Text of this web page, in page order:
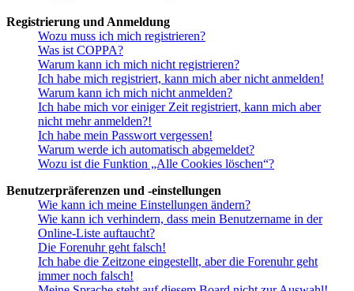
Registrierung und Anmeldung
Wozu muss ich mich registrieren?
Was ist COPPA?
Warum kann ich mich nicht registrieren?
Ich habe mich registriert, kann mich aber nicht anmelden!
Warum kann ich mich nicht anmelden?
Ich habe mich vor einiger Zeit registriert, kann mich aber
nicht mehr anmelden?!
Ich habe mein Passwort vergessen!
Warum werde ich automatisch abgemeldet?
Wozu ist die Funktion „Alle Cookies löschen“?
Benutzerpräferenzen und -einstellungen
Wie kann ich meine Einstellungen ändern?
Wie kann ich verhindern, dass mein Benutzername in der
Online-Liste auftaucht?
Die Forenuhr geht falsch!
Ich habe die Zeitzone eingestellt, aber die Forenuhr geht
immer noch falsch!